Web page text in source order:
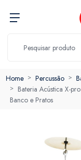
Home Percussão
Bateria Acústica X-
Banco e Pratos